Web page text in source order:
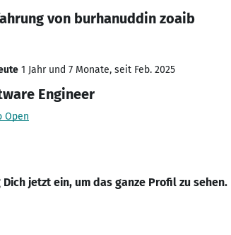
von burhanuddin zoaib
1 Jahr und 7 Monate, seit Feb. 2025
Engineer
Open
Dich jetzt ein, um das ganze Profil zu sehen.